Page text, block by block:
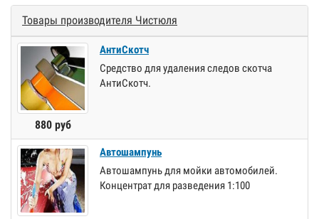
Товары производителя Чистюля
880 руб
АнтиСкотч
Средство для удаления следов скотча
АнтиСкотч.
Автошампунь
Автошампунь для мойки автомобилей.
Концентрат для разведения 1:100